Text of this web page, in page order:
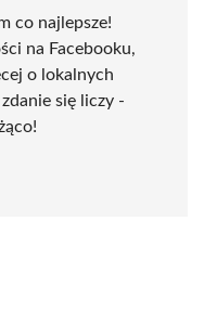
co najlepsze!
na Facebooku,
o lokalnych
się liczy -